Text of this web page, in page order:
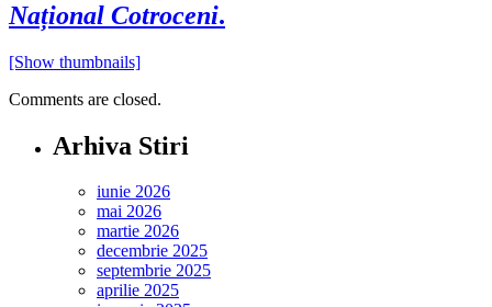
Național Cotroceni.
[Show thumbnails]
Comments are closed.
Arhiva Stiri
iunie 2026
mai 2026
martie 2026
decembrie 2025
septembrie 2025
aprilie 2025